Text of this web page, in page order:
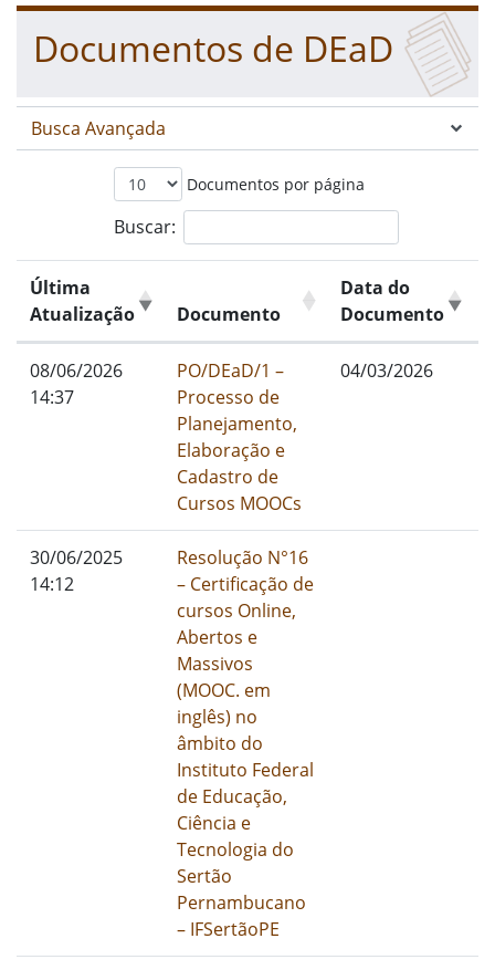
Fim da navegação
Início do conteúdo
Documentos de DEaD
Busca Avançada
Documentos por página
Buscar:
Última
Atualização
Documento
Data do
Documento
08/06/2026
14:37
PO/DEaD/1 –
Processo de
Planejamento,
Elaboração e
Cadastro de
Cursos MOOCs
04/03/2026
30/06/2025
14:12
Resolução N°16
– Certificação de
cursos Online,
Abertos e
Massivos
(MOOC. em
inglês) no
âmbito do
Instituto Federal
de Educação,
Ciência e
Tecnologia do
Sertão
Pernambucano
– IFSertãoPE